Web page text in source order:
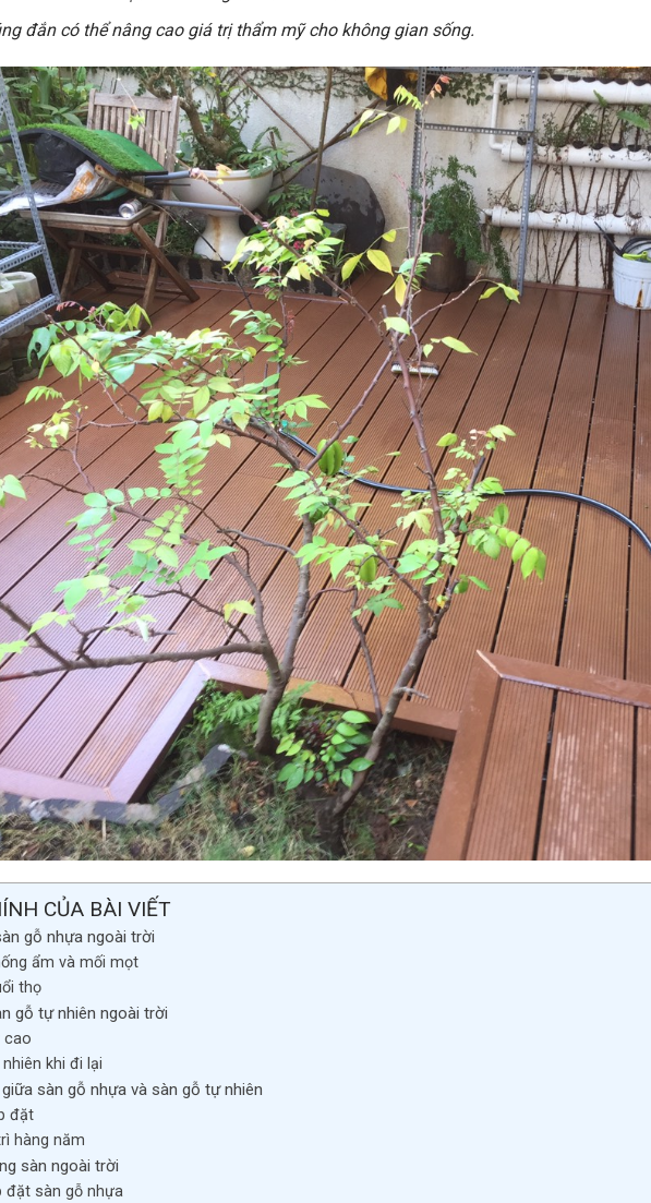
đắn có thể nâng cao giá trị thẩm mỹ cho không gian sống.
CỦA BÀI VIẾT
gỗ nhựa ngoài trời
ẩm và mối mọt
thọ
gỗ tự nhiên ngoài trời
cao
khi đi lại
sàn gỗ nhựa và sàn gỗ tự nhiên
đặt
hàng năm
sàn ngoài trời
đặt sàn gỗ nhựa